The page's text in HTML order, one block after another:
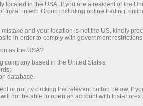
a la compañía InstaForex.
brevedad posible.
estás interesado en el mercado
located in the USA. If you are a resident of the
InstaFintech Group including online trading,
and your location is not the US, kindly
in order to comply with government
as the USA?
company based in the United States;
database.
or not by clicking the relevant button below. If
not be able to open an account with InstaForex